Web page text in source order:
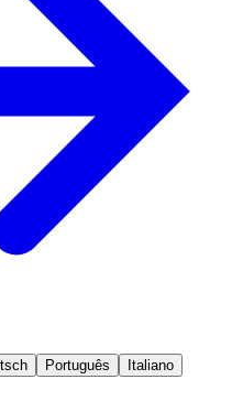
Português
Italiano